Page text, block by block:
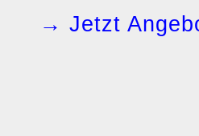
→ Jetzt